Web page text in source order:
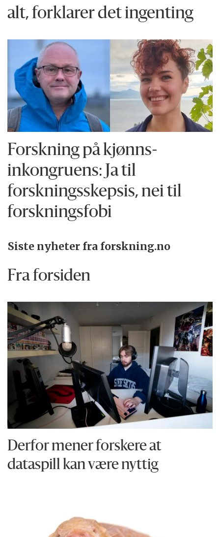
alt, forklarer det ingenting
Forskning på kjønns­
inkongruens: Ja til
forskningsskepsis, nei til
forskningsfobi
Siste nyheter fra forskning.no
Fra forsiden
Derfor mener forskere at
dataspill kan være nyttig